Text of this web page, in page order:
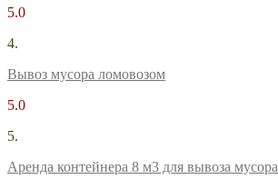
5.0
4.
Вывоз мусора ломовозом
5.0
5.
Аренда контейнера 8 м3 для вывоза мусора